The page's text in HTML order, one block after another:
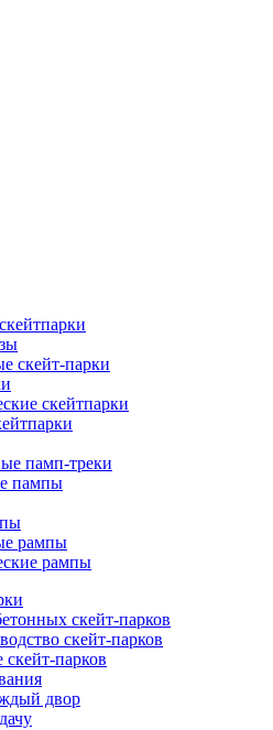
скейт‑парки
скейтпарки
памп‑треки
пампы
рампы
рампы
скейт‑парков
скейт-парков
парков
двор